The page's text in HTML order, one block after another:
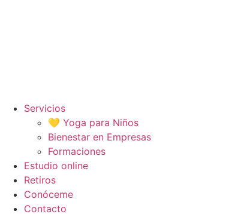
Servicios
💛 Yoga para Niños
Bienestar en Empresas
Formaciones
Estudio online
Retiros
Conóceme
Contacto